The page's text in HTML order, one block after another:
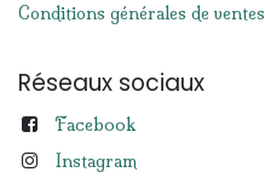
Conditions générales de ventes
Réseaux sociaux
Facebook
Instagram